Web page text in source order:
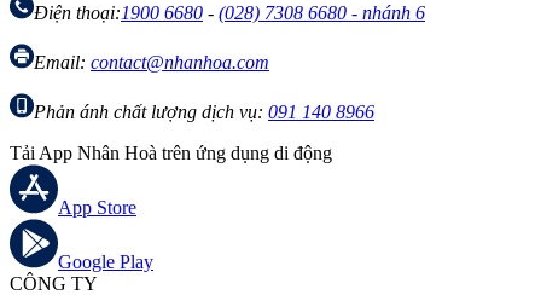
Điện thoại:1900 6680 - (028) 7308 6680 - nhánh 6
Email: contact@nhanhoa.com
Phản ánh chất lượng dịch vụ: 091 140 8966
Tải App Nhân Hoà trên ứng dụng di động
App Store
Google Play
CÔNG TY